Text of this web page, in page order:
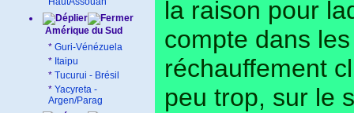
Amérique du Sud
* Guri-Vénézuela
* Itaipu
* Tucurui - Brésil
* Yacyreta -
Argen/Parag
la raison pour
compte dans
réchauffement
peu trop, sur le